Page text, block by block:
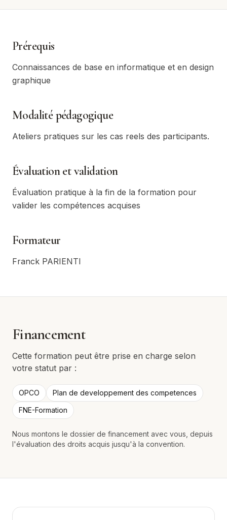
Prérequis
Connaissances de base en informatique et en design
graphique
Modalité pédagogique
Ateliers pratiques sur les cas reels des participants.
Évaluation et validation
Évaluation pratique à la fin de la formation pour
valider les compétences acquises
Formateur
Franck PARIENTI
Financement
Cette formation peut être prise en charge selon
votre statut par :
OPCO
Plan de developpement des competences
FNE-Formation
Nous montons le dossier de financement avec vous, depuis
l'évaluation des droits acquis jusqu'à la convention.